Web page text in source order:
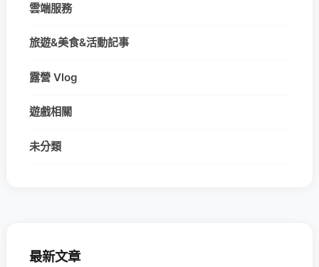
雲端服務
旅遊&美食&活動記事
露營 Vlog
遊戲相關
未分類
最新文章